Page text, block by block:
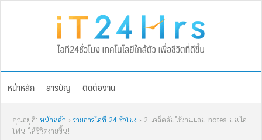
หน้าหลัก สารบัญ ติดต่องาน
คุณอยู่ที่: หน้าหลัก › รายการไอที 24 ชั่วโมง › 2 เคล็ดลับใช้งานแอป notes บนไอ
โฟน ให้ชีวิตง่ายขึ้น!